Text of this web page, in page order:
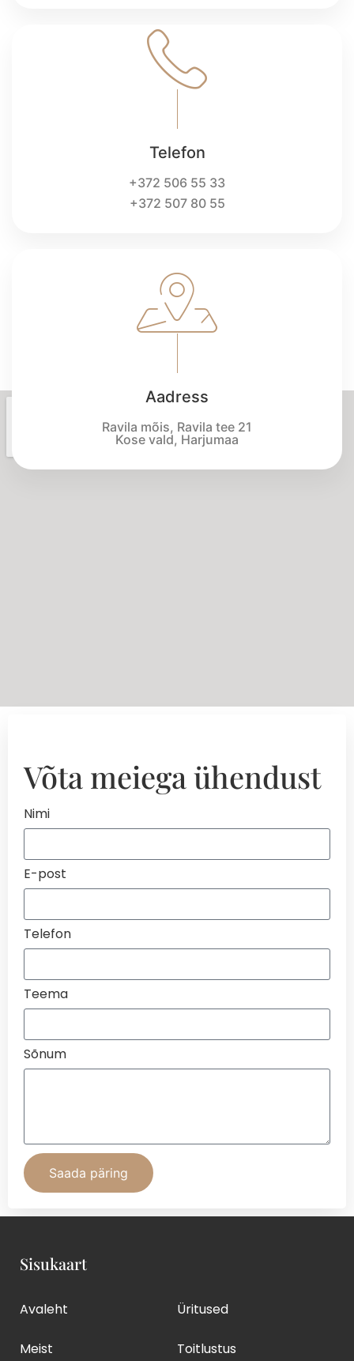
Telefon
+372 506 55 33
+372 507 80 55
Aadress
Ravila mõis, Ravila tee 21
Kose vald, Harjumaa
Võta meiega ühendust
Nimi
E-post
Telefon
Teema
Sõnum
Saada päring
Sisukaart
Avaleht
Meist
Üritused
Toitlustus